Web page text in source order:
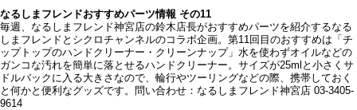
なるしまフレンドおすすめパーツ情報 その11
毎週、なるしまフレンド神宮店の鈴木店長がおすすめパーツを紹介するなる
しまフレンドとシクロチャンネルのコラボ企画。第11回目のおすすめは「チ
ップトップのハンドクリーナー・クリーンナップ」水を使わずオイルなどの
ガンコな汚れを簡単に落とせるハンドクリーナー。サイズが25mlと小さくサ
ドルバックに入る大きさなので、輪行やツーリングなどの際、携帯しておく
と何かと便利なグッズです。問い合わせ：なるしまフレンド神宮店 03-3405-
9614